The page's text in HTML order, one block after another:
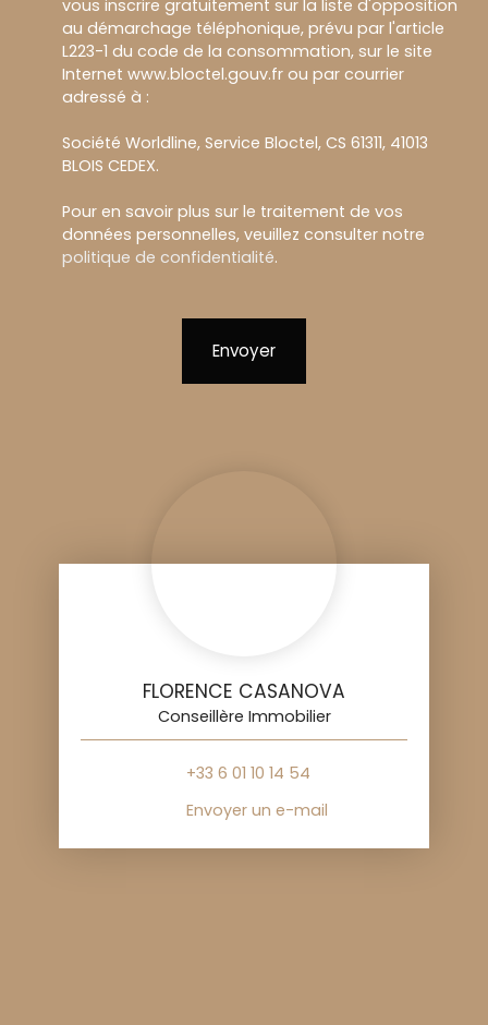
vous inscrire gratuitement sur la liste d'opposition
au démarchage téléphonique, prévu par l'article
L223-1 du code de la consommation, sur le site
Internet www.bloctel.gouv.fr ou par courrier
adressé à :
Société Worldline, Service Bloctel, CS 61311, 41013
BLOIS CEDEX.
Pour en savoir plus sur le traitement de vos
données personnelles, veuillez consulter notre
politique de confidentialité.
Envoyer
FLORENCE CASANOVA
Conseillère Immobilier
+33 6 01 10 14 54
Envoyer un e-mail